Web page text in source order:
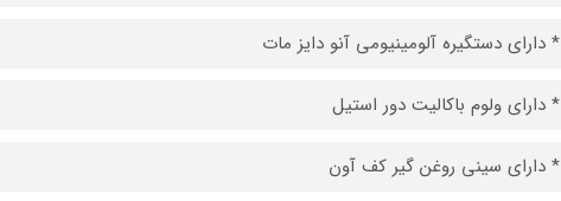
* دارای دستگیره آلومینیومی آنو دایز مات
* دارای ولوم باکالیت دور استیل
* دارای سینی روغن گیر کف آون